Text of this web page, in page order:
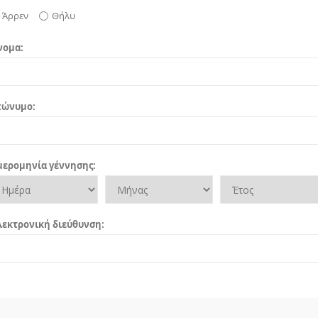
Άρρεν
Θήλυ
γέννησης:
διεύθυνση: